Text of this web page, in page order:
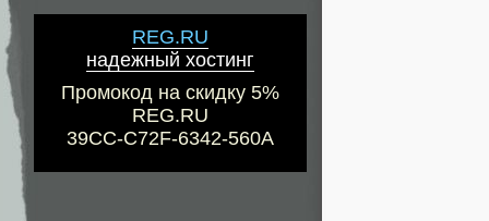
REG.RU
надежный хостинг
Промокод на скидку 5%
REG.RU
39CC-C72F-6342-560A